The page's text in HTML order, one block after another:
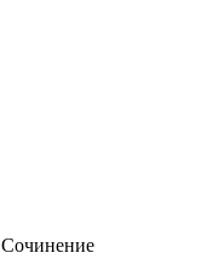
Сочинение